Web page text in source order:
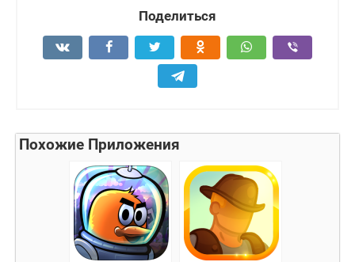
Поделиться
Похожие Приложения